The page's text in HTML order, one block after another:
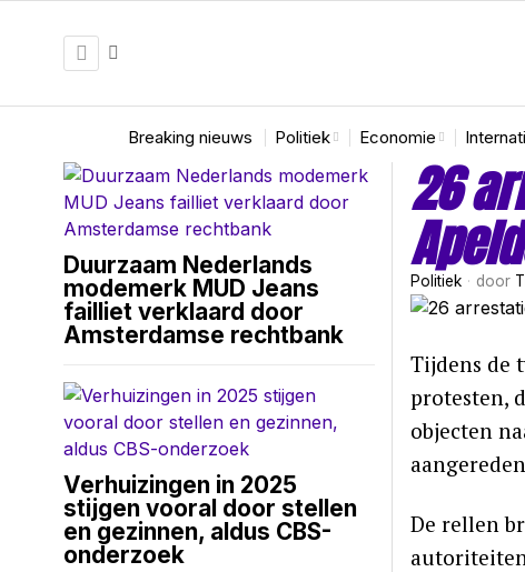
Breaking nieuws Politiek Economie
26
Politiek door
Tijdens de
protesten,
objecten
De rellen
Duurzaam Nederlands
modemerk MUD Jeans
failliet verklaard door
Amsterdamse rechtbank
Verhuizingen in 2025
stijgen vooral door stellen
en gezinnen, aldus CBS-
onderzoek